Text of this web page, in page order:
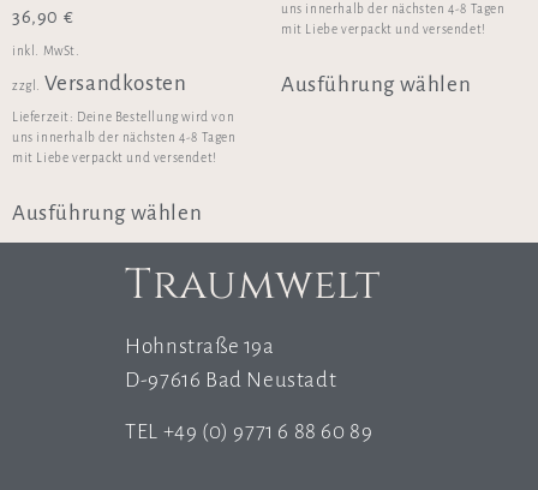
36,90 €
inkl. MwSt.
zzgl. Versandkosten
Lieferzeit: Deine Bestellung wird von
uns innerhalb der nächsten 4-8 Tagen
mit Liebe verpackt und versendet!
Ausführung wählen
uns innerhalb der nächsten 4-8 Tagen
mit Liebe verpackt und versendet!
Ausführung wählen
Traumwelt
Hohnstraße 19a
D-97616 Bad Neustadt
TEL +49 (0) 9771 6 88 60 89